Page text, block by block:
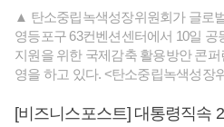
▲ 탄소중립녹색성장위원회가 글로
영등포구 63컨벤션센터에서 10일 공
지원을 위한 국제감축 활용방안 콘
영을 하고 있다. <탄소중립녹색성장
[비즈니스포스트] 대통령직속